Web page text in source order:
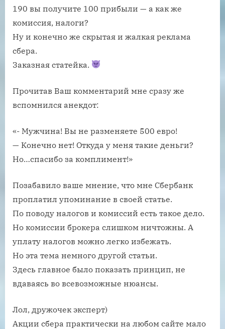
190 вы получите 100 прибыли — а как же
комиссия, налоги?
Ну и конечно же скрытая и жалкая реклама
сбера.
Заказная статейка.
Прочитав Ваш комментарий мне сразу же
вспомнился анекдот:
«- Мужчина! Вы не разменяете 500 евро!
— Конечно нет! Откуда у меня такие деньги?
Но…спасибо за комплимент!»
Позабавило ваше мнение, что мне Сбербанк
проплатил упоминание в своей статье.
По поводу налогов и комиссий есть такое дело.
Но комиссии брокера слишком ничтожны. А
уплату налогов можно легко избежать.
Но эта тема немного другой статьи.
Здесь главное было показать принцип, не
вдаваясь во всевозможные нюансы.
Лол, дружочек эксперт)
Акции сбера практически на любом сайте мало